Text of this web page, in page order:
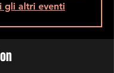
gli altri eventi